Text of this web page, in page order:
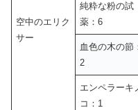
空中のエリク
サー
純粋な粉の試
薬：6
血色の木の節
2
エンペラーキ
コ：1